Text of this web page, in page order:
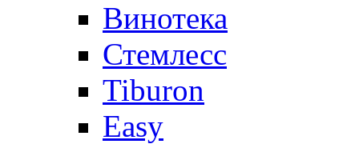
Винотека
Стемлесс
Tiburon
Easy